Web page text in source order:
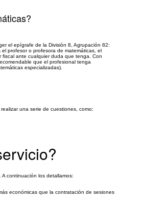
el epígrafe de la División 8, Agrupación 82:
profesor o profesora de matemáticas, el
ante cualquier duda que tenga. Con
que el profesional tenga
especializadas).
una serie de cuestiones, como:
continuación los detallamos:
económicas que la contratación de sesiones